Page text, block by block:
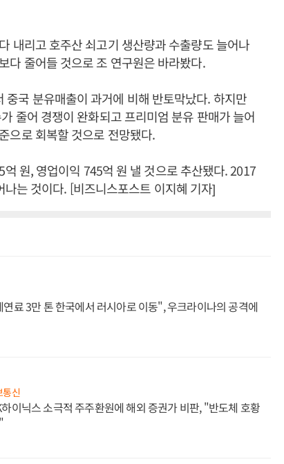
내리고 호주산 쇠고기 생산량과 수출량도 늘어나
다 줄어들 것으로 조 연구원은 바라봤다.
국 분유매출이 과거에 비해 반토막났다. 하지만
줄어 경쟁이 완화되고 프리미엄 분유 판매가 늘어
으로 회복할 것으로 전망됐다.
원, 영업이익 745억 원 낼 것으로 추산됐다. 2017
는 것이다. [비즈니스포스트 이지혜 기자]
료 3만 톤 한국에서 러시아로 이동", 우크라이나의 공격에
통신
이닉스 소극적 주주환원에 해외 증권가 비판, "반도체 호황